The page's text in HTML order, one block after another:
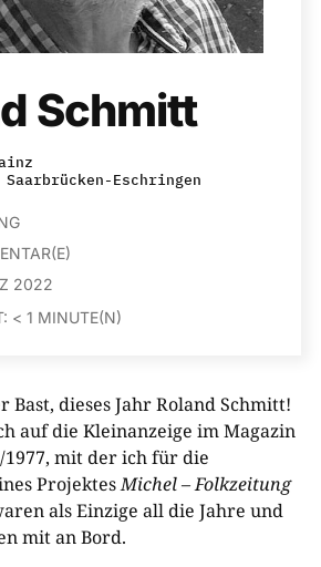
Schmitt
Eschringen
2022
< 1 MINUTE(N)
Bast, dieses Jahr Roland Schmitt!
auf die Kleinanzeige im Magazin
1977, mit der ich für die
ProjektesMichel – Folkzeitung
als Einzige all die Jahre und
mit an Bord.